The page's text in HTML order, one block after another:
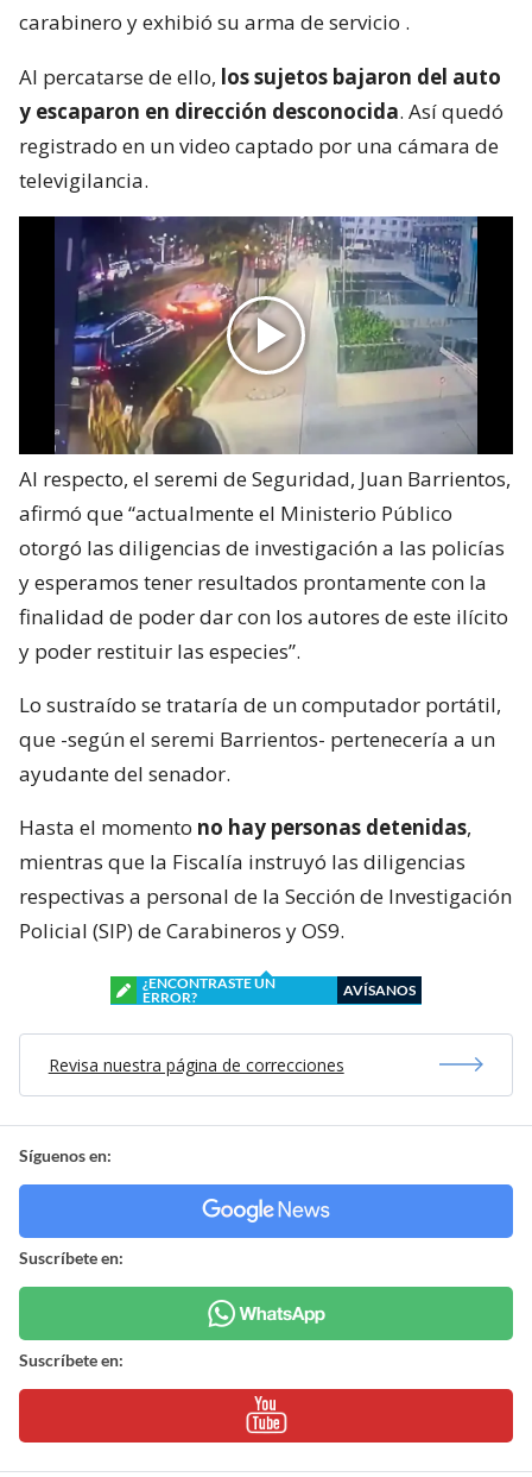
carabinero y exhibió su arma de servicio .
Al percatarse de ello, los sujetos bajaron del auto
y escaparon en dirección desconocida. Así quedó
registrado en un video captado por una cámara de
televigilancia.
Al respecto, el seremi de Seguridad, Juan Barrientos,
afirmó que “actualmente el Ministerio Público
otorgó las diligencias de investigación a las policías
y esperamos tener resultados prontamente con la
finalidad de poder dar con los autores de este ilícito
y poder restituir las especies”.
Lo sustraído se trataría de un computador portátil,
que -según el seremi Barrientos- pertenecería a un
ayudante del senador.
Hasta el momento no hay personas detenidas,
mientras que la Fiscalía instruyó las diligencias
respectivas a personal de la Sección de Investigación
Policial (SIP) de Carabineros y OS9.
¿ENCONTRASTE UN
ERROR?
AVÍSANOS
Revisa nuestra página de correcciones
Síguenos en:
Suscríbete en:
Suscríbete en: